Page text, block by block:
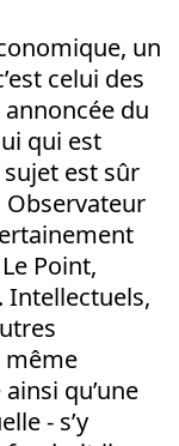
un
celui des
du
qui est
sujet est sûr
Observateur
Point,
Intellectuels,
même
qu’une
- s’y